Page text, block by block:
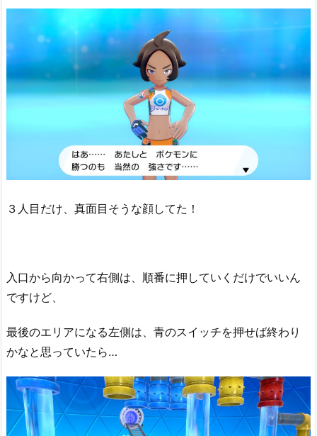
３人目だけ、真面目そうな顔してた！
入口から向かって右側は、順番に押していくだけでいいん
ですけど、
最後のエリアになる左側は、青のスイッチを押せば終わり
かなと思っていたら…